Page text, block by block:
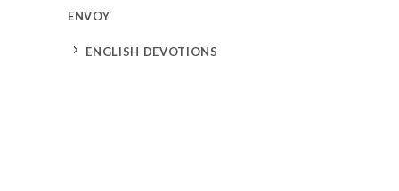
ENVOY
5 ENGLISH DEVOTIONS